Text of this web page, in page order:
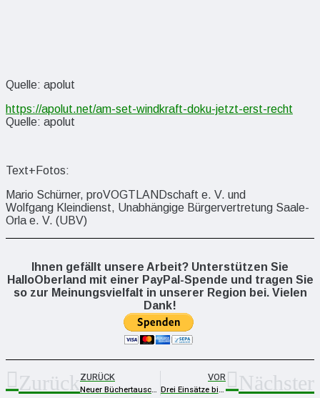
Quelle: apolut
https://apolut.net/am-set-windkraft-doku-jetzt-erst-recht
Quelle: apolut
Text+Fotos:
Mario Schürner, proVOGTLANDschaft e. V. und
Wolfgang Kleindienst, Unabhängige Bürgervertretung Saale-
Orla e. V. (UBV)
Ihnen gefällt unsere Arbeit? Unterstützen Sie
HalloOberland mit einer PayPal-Spende und tragen Sie
so zur Meinungsvielfalt in unserer Region bei. Vielen
Dank!
ZurückZURÜCK
Neuer Büchertauschschrank im Schieferpark lädt zum Schmökern ein
VOR
Drei Einsätze bis in die Nacht Nächster